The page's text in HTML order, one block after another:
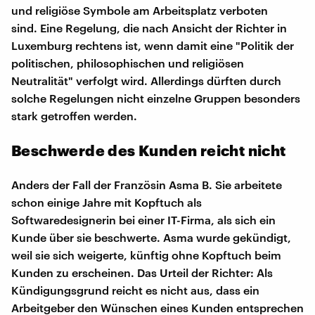
und religiöse Symbole am Arbeitsplatz verboten
sind. Eine Regelung, die nach Ansicht der Richter in
Luxemburg rechtens ist, wenn damit eine "Politik der
politischen, philosophischen und religiösen
Neutralität" verfolgt wird. Allerdings dürften durch
solche Regelungen nicht einzelne Gruppen besonders
stark getroffen werden.
Beschwerde des Kunden reicht nicht
Anders der Fall der Französin Asma B. Sie arbeitete
schon einige Jahre mit Kopftuch als
Softwaredesignerin bei einer IT-Firma, als sich ein
Kunde über sie beschwerte. Asma wurde gekündigt,
weil sie sich weigerte, künftig ohne Kopftuch beim
Kunden zu erscheinen. Das Urteil der Richter: Als
Kündigungsgrund reicht es nicht aus, dass ein
Arbeitgeber den Wünschen eines Kunden entsprechen